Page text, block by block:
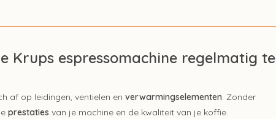
Krups espressomachine regelmatig te
af op leidingen, ventielen en verwarmingselementen. Zonder
prestaties van je machine en de kwaliteit van je koffie.